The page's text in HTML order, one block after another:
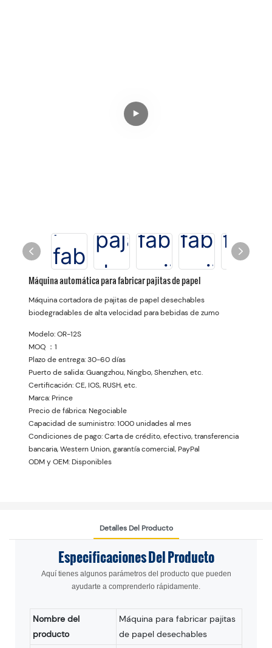
Máquina automática para fabricar pajitas de papel
Máquina cortadora de pajitas de papel desechables
biodegradables de alta velocidad para bebidas de zumo
Modelo: OR-12S
MOQ ：1
Plazo de entrega: 30-60 días
Puerto de salida: Guangzhou, Ningbo, Shenzhen, etc.
Certificación: CE, IOS, RUSH, etc.
Marca: Prince
Precio de fábrica: Negociable
Capacidad de suministro: 1000 unidades al mes
Condiciones de pago: Carta de crédito, efectivo, transferencia
bancaria, Western Union, garantía comercial, PayPal
ODM y OEM: Disponibles
Detalles Del Producto
EspecificacionesDel Producto
Aquí tienes algunos parámetros del producto que pueden
ayudarte a comprenderlo rápidamente.
Nombre del
producto
Máquina para fabricar pajitas
de papel desechables